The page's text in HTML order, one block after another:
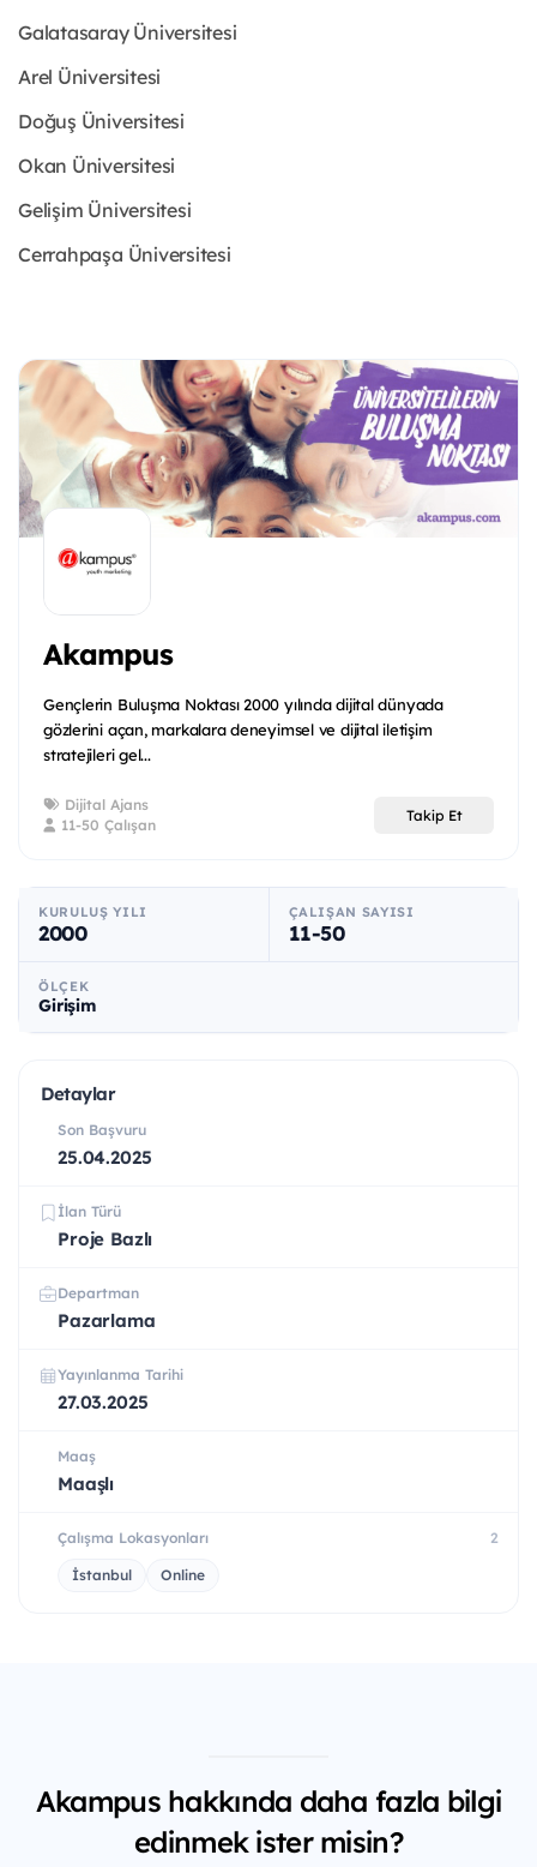
Galatasaray Üniversitesi
Arel Üniversitesi
Doğuş Üniversitesi
Okan Üniversitesi
Gelişim Üniversitesi
Cerrahpaşa Üniversitesi
Akampus
Gençlerin Buluşma Noktası 2000 yılında dijital dünyada
gözlerini açan, markalara deneyimsel ve dijital iletişim
stratejileri gel...
Dijital Ajans
11-50 Çalışan
Takip Et
KURULUŞ YILI
2000
ÇALIŞAN SAYISI
11-50
ÖLÇEK
Girişim
Detaylar
Son Başvuru
25.04.2025
İlan Türü
Proje Bazlı
Departman
Pazarlama
Yayınlanma Tarihi
27.03.2025
Maaş
Maaşlı
Çalışma Lokasyonları 2
İstanbul Online
Akampus hakkında daha fazla bilgi
edinmek ister misin?